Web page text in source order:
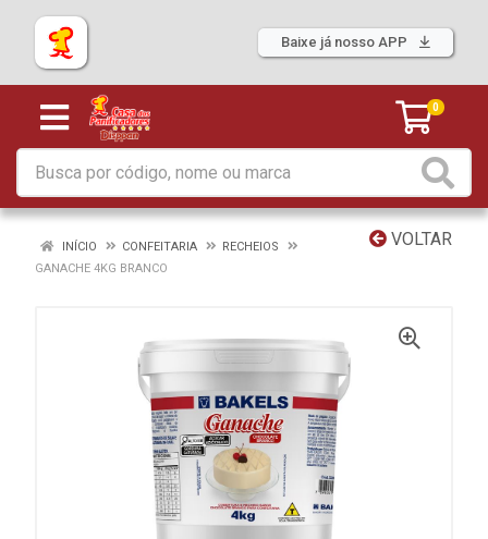
Baixe já nosso APP
0
VOLTAR
INÍCIO CONFEITARIA
RECHEIOS
GANACHE 4KG BRANCO